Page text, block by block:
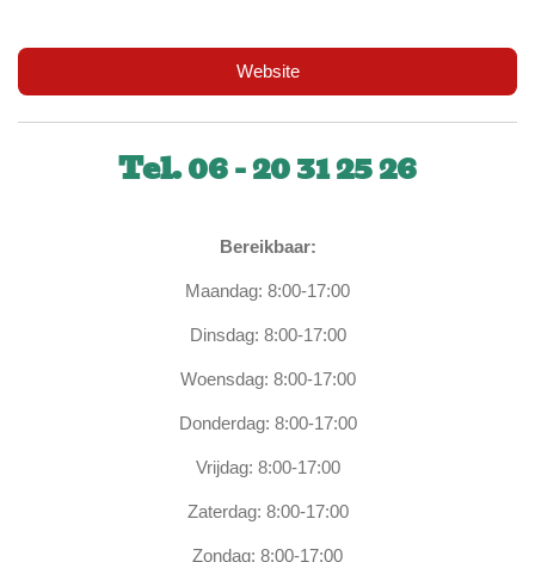
Website
Tel. 06 - 20 31 25 26
Bereikbaar:
Maandag: 8:00-17:00
Dinsdag: 8:00-17:00
Woensdag: 8:00-17:00
Donderdag: 8:00-17:00
Vrijdag: 8:00-17:00
Zaterdag: 8:00-17:00
Zondag: 8:00-17:00